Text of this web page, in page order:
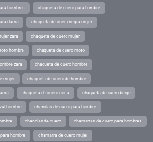
hombres chaqueta de cuero para hombre
dama chaqueta de cuero negra mujer
zara chaqueta de cuero mujer
hombre chaqueta de cuero moto
zara chaqueta de cuero hombre
mujer chaqueta de cuero de hombre
chaqueta de cuero corta chaqueta de cuero beige
hombre chanclas de cuero para hombre
chanclas de cuero chamarras de cuero para hombres
hombre chamarra de cuero mujer